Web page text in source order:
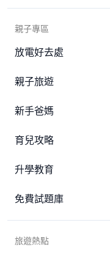
親子專區
放電好去處
親子旅遊
新手爸媽
育兒攻略
升學教育
免費試題庫
旅遊熱點